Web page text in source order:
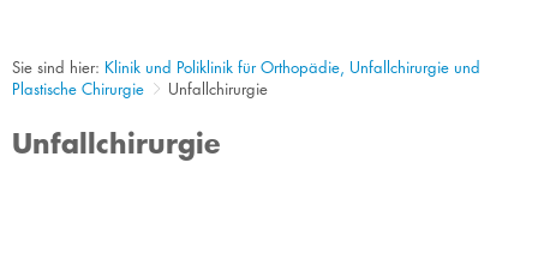
Sie sind hier: Klinik und Poliklinik für Orthopädie, Unfallchirurgie und
Plastische Chirurgie
Unfallchirurgie
Unfallchirurgie